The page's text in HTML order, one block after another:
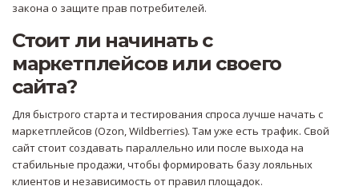
закона о защите прав потребителей.
Стоит ли начинать с
маркетплейсов или своего
сайта?
Для быстрого старта и тестирования спроса лучше начать с
маркетплейсов (Ozon, Wildberries). Там уже есть трафик. Свой
сайт стоит создавать параллельно или после выхода на
стабильные продажи, чтобы формировать базу лояльных
клиентов и независимость от правил площадок.